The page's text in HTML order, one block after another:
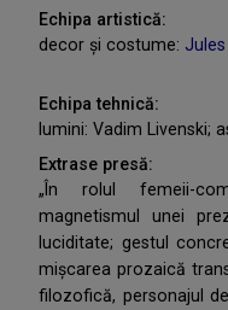
Echipa artistică:
decor și costume:
Echipa tehnică:
lumini: Vadim Livenski;
Extrase presă:
„În rolul femeii-
magnetismul unei
luciditate; gestul
mişcarea prozaică
filozofică, personajul